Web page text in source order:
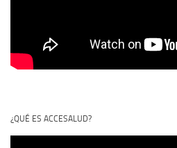
¿QUÉ ES ACCESALUD?